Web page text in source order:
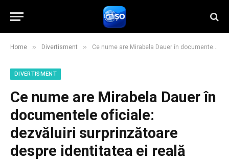
Home » Divertisment » Ce nume are Mirabela Dauer în documentele oficiale: dezvăluiri surprinzătoare despre identitatea ei reală
DIVERTISMENT
Ce nume are Mirabela Dauer în
documentele oficiale:
dezvăluiri surprinzătoare
despre identitatea ei reală